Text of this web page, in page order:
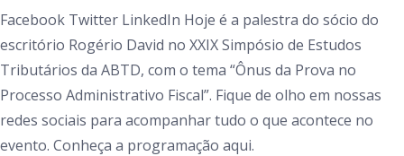
Facebook Twitter LinkedIn Hoje é a palestra do sócio do
escritório Rogério David no XXIX Simpósio de Estudos
Tributários da ABTD, com o tema “Ônus da Prova no
Processo Administrativo Fiscal”. Fique de olho em nossas
redes sociais para acompanhar tudo o que acontece no
evento. Conheça a programação aqui.